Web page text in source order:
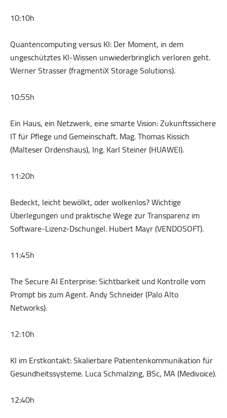
10:10h
Quantencomputing versus KI: Der Moment, in dem
ungeschütztes KI-Wissen unwiederbringlich verloren geht.
Werner Strasser (fragmentiX Storage Solutions).
10:55h
Ein Haus, ein Netzwerk, eine smarte Vision: Zukunftssichere
IT für Pflege und Gemeinschaft. Mag. Thomas Kissich
(Malteser Ordenshaus), Ing. Karl Steiner (HUAWEI).
11:20h
Bedeckt, leicht bewölkt, oder wolkenlos? Wichtige
Überlegungen und praktische Wege zur Transparenz im
Software-Lizenz-Dschungel. Hubert Mayr (VENDOSOFT).
11:45h
The Secure AI Enterprise: Sichtbarkeit und Kontrolle vom
Prompt bis zum Agent. Andy Schneider (Palo Alto
Networks).
12:10h
KI im Erstkontakt: Skalierbare Patientenkommunikation für
Gesundheitssysteme. Luca Schmalzing, BSc, MA (Medivoice).
12:40h